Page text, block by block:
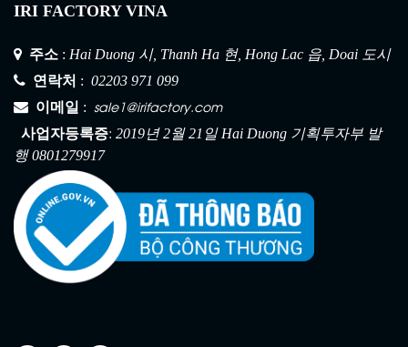
건설 안전망 1
IRI FACTORY VINA
주소 : Hai Duong 시, Thanh Ha 현, Hong Lac 읍, Doai 도시
연락처 : 02203 971 099
이메일 : sale1@irifactory.com
사업자등록증: 2019년 2월 21일 Hai Duong 기획투자부 발
행 0801279917